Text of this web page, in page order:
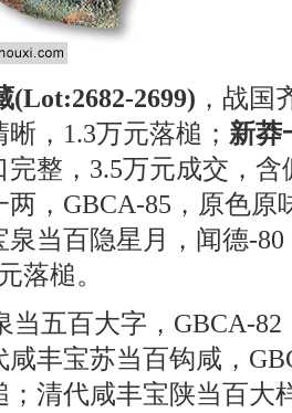
(Lot:2682-2699) ，战国
，1.3万元落槌； 新莽
整，3.5万元成交，
，GBCA-85，原色原
当百隐星月，闻德-
落槌。
当五百大字，GBCA-
丰宝苏当百钩咸，
；清代咸丰宝陕当百大